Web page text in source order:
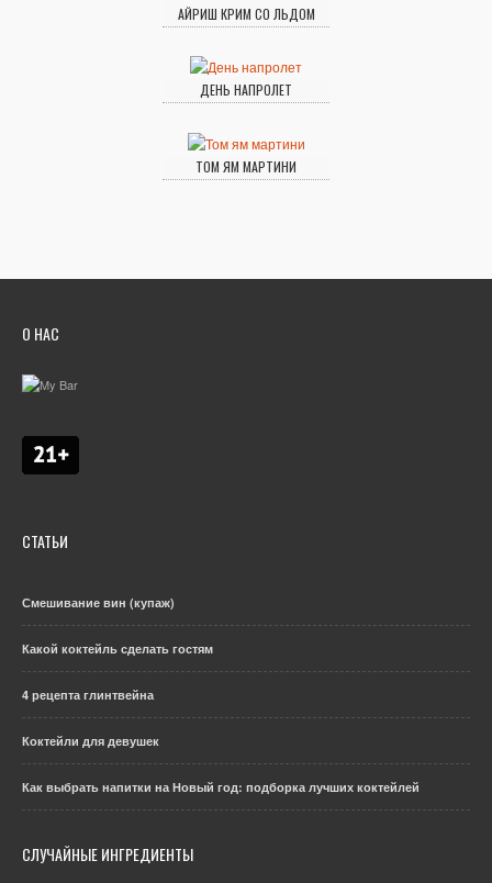
АЙРИШ КРИМ СО ЛЬДОМ
ДЕНЬ НАПРОЛЕТ
ТОМ ЯМ МАРТИНИ
О НАС
СТАТЬИ
Смешивание вин (купаж)
Какой коктейль сделать гостям
4 рецепта глинтвейна
Коктейли для девушек
Как выбрать напитки на Новый год: подборка лучших коктейлей
СЛУЧАЙНЫЕ ИНГРЕДИЕНТЫ